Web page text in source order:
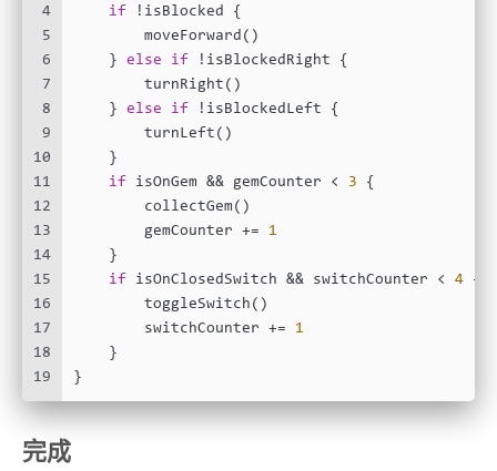
4
5
6
7
8
9
10
11
12
13
14
15
16
17
18
19
if
! isBlocked {
        moveForward()
    }
else if ! isBlockedRight {
        turnRight()
    }
else if ! isBlockedLeft {
        turnLeft()
    }
if isOnGem && gemCounter < 3 {
        collectGem()
        gemCounter
+=
1
    }
if isOnClosedSwitch && switchCounter < 4 {
        toggleSwitch()
        switchCounter
+=
1
    }
}
完成